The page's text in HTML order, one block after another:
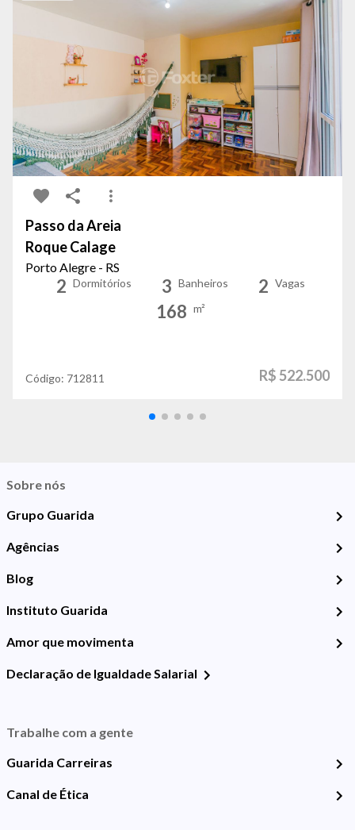
Passo da Areia
Roque Calage
Porto Alegre - RS
2 Dormitórios 3 Banheiros 2 Vagas
168 m²
Código: 712811 R$ 522.500
Sobre nós
Grupo Guarida
Agências
Blog
Instituto Guarida
Amor que movimenta
Declaração de Igualdade Salarial
Trabalhe com a gente
Guarida Carreiras
Canal de Ética